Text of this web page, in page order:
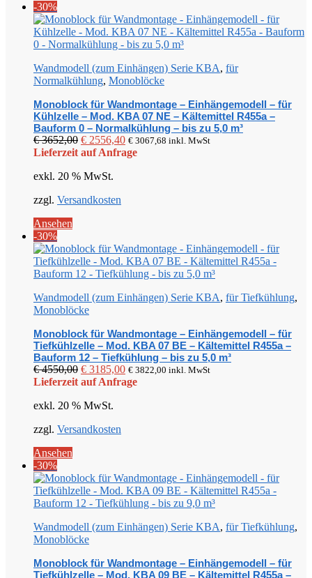
-30%
Wandmodell (zum Einhängen) Serie KBA, für
Normalkühlung, Monoblöcke
Monoblock für Wandmontage – Einhängemodell – für
Kühlzelle – Mod. KBA 07 NE – Kältemittel R455a –
Bauform 0 – Normalkühlung – bis zu 5,0 m³
€3652,00 Ursprünglicher
Preis
€ 3652,00
€ 2556,40Aktueller
Preis
€ 3067,68 inkl. MwSt
Lieferzeit auf Anfrage
exkl. 20 % MwSt.
zzgl. Versandkosten
Ansehen
-30%
Wandmodell (zum Einhängen) Serie KBA, für Tiefkühlung,
Monoblöcke
Monoblock für Wandmontage – Einhängemodell – für
Tiefkühlzelle – Mod. KBA 07 BE – Kältemittel R455a –
Bauform 12 – Tiefkühlung – bis zu 5,0 m³
€4550,00 Ursprünglicher
Preis
€ 4550,00
€ 3185,00Aktueller
Preis
€ 3822,00 inkl. MwSt
Lieferzeit auf Anfrage
exkl. 20 % MwSt.
zzgl. Versandkosten
Ansehen
-30%
Wandmodell (zum Einhängen) Serie KBA, für Tiefkühlung,
Monoblöcke
Monoblock für Wandmontage – Einhängemodell – für
Tiefkühlzelle – Mod. KBA 09 BE – Kältemittel R455a –